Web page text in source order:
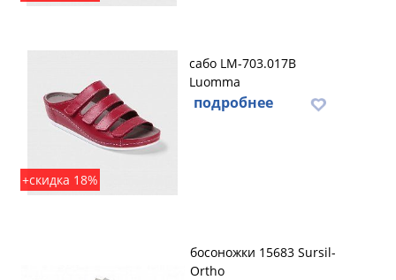
+скидка 18%
сабо LM-703.017B
Luomma
подробнее
босоножки 15683 Sursil-
Ortho